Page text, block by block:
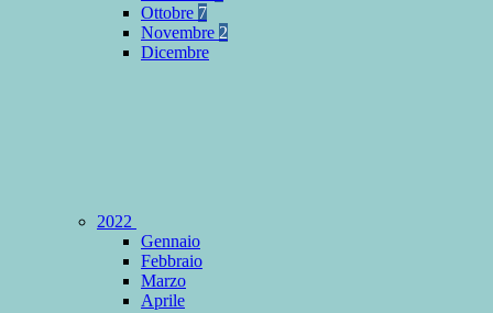
Ottobre 7
Novembre 2
Dicembre
2022
Gennaio
Febbraio
Marzo
Aprile